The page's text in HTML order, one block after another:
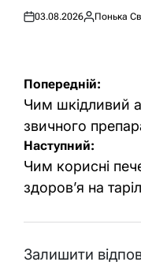
Оприлюднено
03.08.2026 Понька
Навігація
записів
Попередній:
Чим шкідливий
звичного
Наступний:
Чим корисні
здоров’я на
Залишити